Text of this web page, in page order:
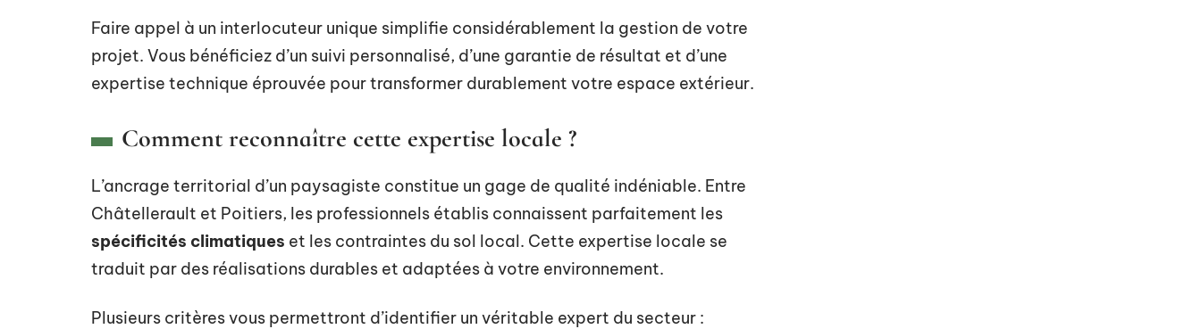
Faire appel à un interlocuteur unique simplifie considérablement la gestion de votre
projet. Vous bénéficiez d’un suivi personnalisé, d’une garantie de résultat et d’une
expertise technique éprouvée pour transformer durablement votre espace extérieur.
Comment reconnaître cette expertise locale ?
L’ancrage territorial d’un paysagiste constitue un gage de qualité indéniable. Entre
Châtellerault et Poitiers, les professionnels établis connaissent parfaitement les
spécificités climatiques et les contraintes du sol local. Cette expertise locale se
traduit par des réalisations durables et adaptées à votre environnement.
Plusieurs critères vous permettront d’identifier un véritable expert du secteur :